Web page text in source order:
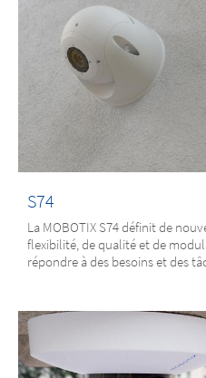
S74
La MOBOTIX S74 définit de
flexibilité, de qualité et de
répondre à des besoins et des